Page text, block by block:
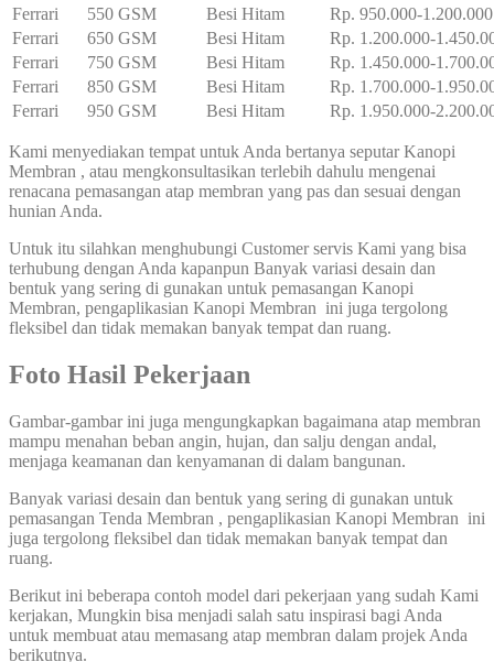
Ferrari
550 GSM Besi Hitam
Rp. 950.000-1.200.000
Ferrari
650 GSM Besi Hitam
Rp. 1.200.000-
Ferrari
750 GSM Besi Hitam
Rp. 1.450.000-
Ferrari
850 GSM Besi Hitam
Rp. 1.700.000-
Ferrari
950 GSM Besi Hitam Rp. 1.950.000-
Kami menyediakan tempat untuk Anda bertanya seputar Kanopi
Membran , atau mengkonsultasikan terlebih dahulu mengenai
renacana pemasangan atap membran yang pas dan sesuai dengan
hunian Anda.
Untuk itu silahkan menghubungi Customer servis Kami yang bisa
terhubung dengan Anda kapanpun Banyak variasi desain dan
bentuk yang sering di gunakan untuk pemasangan Kanopi
Membran, pengaplikasian Kanopi Membran ini juga tergolong
fleksibel dan tidak memakan banyak tempat dan ruang.
Foto Hasil Pekerjaan
Gambar-gambar ini juga mengungkapkan bagaimana atap membran
mampu menahan beban angin, hujan, dan salju dengan andal,
menjaga keamanan dan kenyamanan di dalam bangunan.
Banyak variasi desain dan bentuk yang sering di gunakan untuk
pemasangan Tenda Membran , pengaplikasian Kanopi Membran ini
juga tergolong fleksibel dan tidak memakan banyak tempat dan
ruang.
Berikut ini beberapa contoh model dari pekerjaan yang sudah Kami
kerjakan, Mungkin bisa menjadi salah satu inspirasi bagi Anda
untuk membuat atau memasang atap membran dalam projek Anda
berikutnya.